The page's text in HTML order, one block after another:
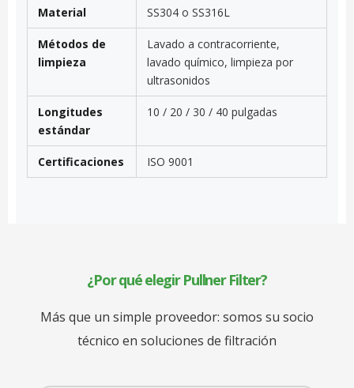
Material SS304 o SS316L
Métodos de
limpieza
Lavado a contracorriente,
lavado químico, limpieza por
ultrasonidos
Longitudes
estándar
10 / 20 / 30 / 40 pulgadas
Certificaciones ISO 9001
¿Por qué elegir Pullner Filter?
Más que un simple proveedor: somos su socio
técnico en soluciones de filtración